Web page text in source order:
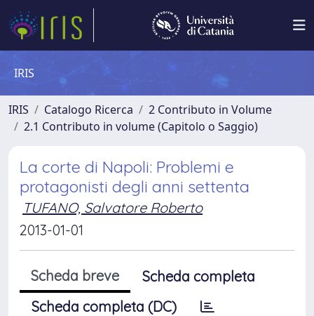
IRIS
IRIS Catalogo Ricerca
2 Contributo in Volume
2.1 Contributo in volume (Capitolo o Saggio)
La corte di Napoli: Problemi e
protagonisti degli anni settenta
TUFANO, Salvatore Roberto
2013-01-01
Scheda breve
Scheda completa
Scheda completa (DC)